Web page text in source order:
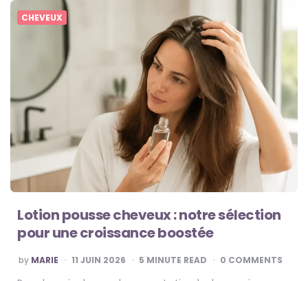
CHEVEUX
Lotion pousse cheveux : notre sélection
pour une croissance boostée
POSTED
BY
by MARIE 11 JUIN 2026 5 MINUTE READ 0 COMMENTS